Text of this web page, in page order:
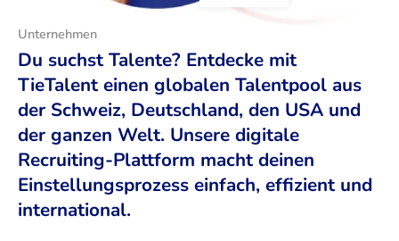
Unternehmen
Du suchst Talente? Entdecke mit
TieTalent einen globalen Talentpool aus
der Schweiz, Deutschland, den USA und
der ganzen Welt. Unsere digitale
Recruiting-Plattform macht deinen
Einstellungsprozess einfach, effizient und
international.